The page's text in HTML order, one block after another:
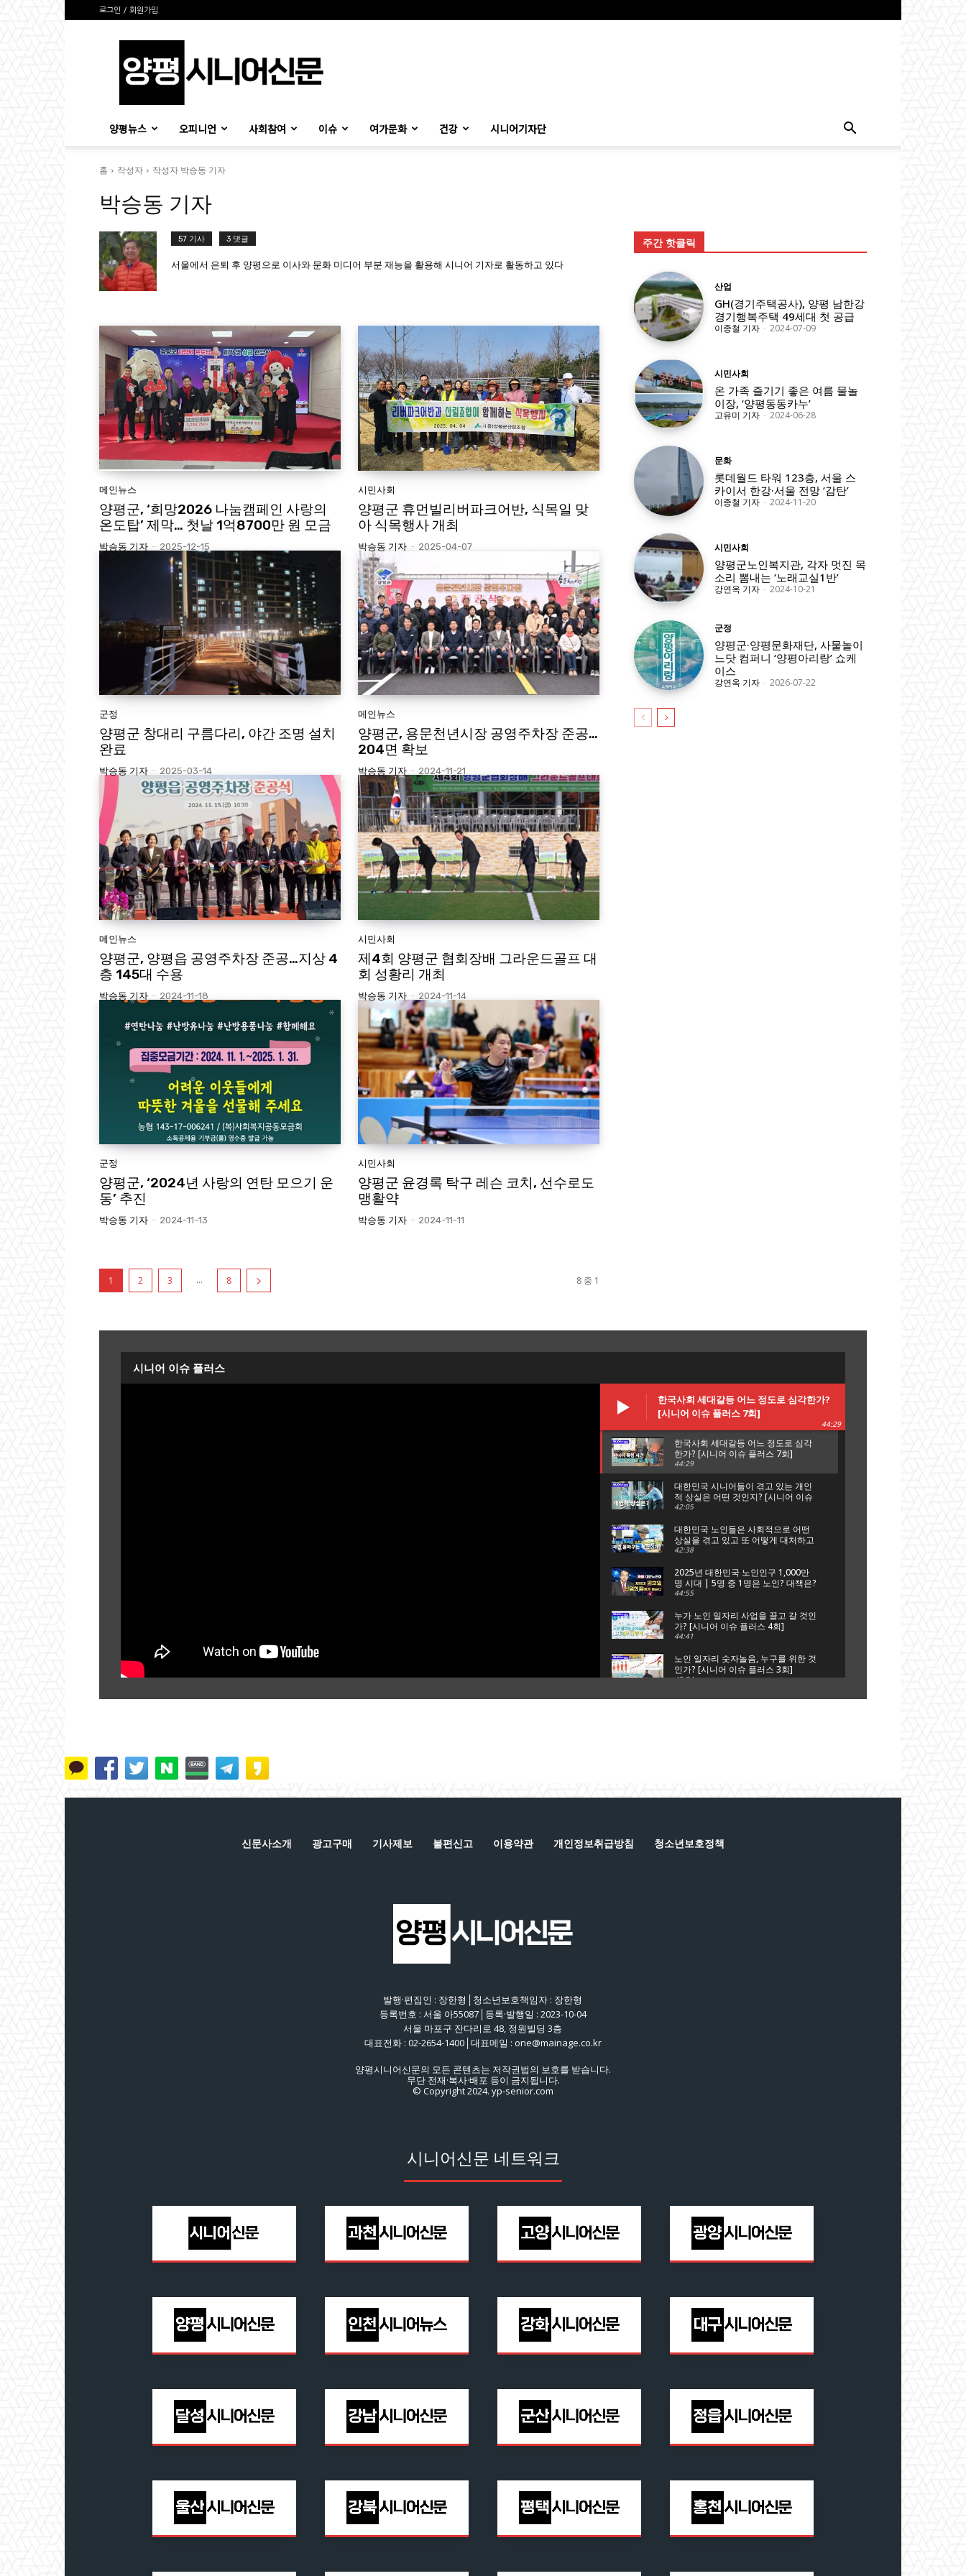
로그인 / 회원가입
시
양평뉴스 오피니언 사회참여 이슈 여가문화 건강 시니어기자단
홈 작성자 작성자 박승동 기자
박승동 기자
57 기사 3 댓글
서울에서 은퇴 후 양평으로 이사와 문화 미디어 부분 재능을 활용해 시니어 기자로 활동하고 있다
메인뉴스
양평군, ‘희망2026 나눔캠페인 사랑의
온도탑’ 제막… 첫날 1억8700만 원 모금
박승동 기자 - 2025-12-15
시민사회
양평군 휴먼빌리버파크어반, 식목일 맞
아 식목행사 개최
박승동 기자 - 2025-04-07
군정
양평군 창대리 구름다리, 야간 조명 설치
완료
박승동 기자 - 2025-03-14
메인뉴스
양평군, 용문천년시장 공영주차장 준공…
204면 확보
박승동 기자 - 2024-11-21
메인뉴스
양평군, 양평읍 공영주차장 준공…지상 4
층 145대 수용
박승동 기자 - 2024-11-18
시민사회
제4회 양평군 협회장배 그라운드골프 대
회 성황리 개최
박승동 기자 - 2024-11-14
군정
양평군, ‘2024년 사랑의 연탄 모으기 운
동’ 추진
박승동 기자 - 2024-11-13
시민사회
양평군 윤경록 탁구 레슨 코치, 선수로도
맹활약
박승동 기자 - 2024-11-11
1 2 3 ... 8 8 중 1
주간 핫클릭
산업
GH(경기주택공사), 양평 남한강
경기행복주택 49세대 첫 공급
이종철 기자 - 2024-07-09
시민사회
온 가족 즐기기 좋은 여름 물놀
이장, ‘양평동동카누’
고유미 기자 - 2024-06-28
문화
롯데월드 타워 123층, 서울 스
카이서 한강·서울 전망 ‘감탄’
이종철 기자 - 2024-11-20
시민사회
양평군노인복지관, 각자 멋진 목
소리 뽐내는 ‘노래교실1반’
강연옥 기자 - 2024-10-21
군정
양평군·양평문화재단, 사물놀이
느닷 컴퍼니 ‘양평아리랑’ 쇼케
이스
강연옥 기자 - 2026-07-22
시니어 이슈 플러스
한국사회 세대갈등 어느 정도로 심각한가?
[시니어 이슈 플러스 7회]
44:29
한국사회 세대갈등 어느 정도로 심각
한가? [시니어 이슈 플러스 7회]
44:29
대한민국 시니어들이 겪고 있는 개인
적 상실은 어떤 것인지? [시니어 이슈
플러스 6회]
42:05
대한민국 노인들은 사회적으로 어떤
상실을 겪고 있고 또 어떻게 대처하고
있는가? [시니어 이슈 플러스 5회]
42:38
2025년 대한민국 노인인구 1,000만
명 시대 | 5명 중 1명은 노인? 대책은?
[시니어 이슈 플러스 특집 대한노인
44:55
누가 노인 일자리 사업을 끌고 갈 것인
가? [시니어 이슈 플러스 4회]
44:41
노인 일자리 숫자놀음, 누구를 위한 것
인가? [시니어 이슈 플러스 3회]
45:34
은퇴는 새로운 시작, 새로운 출발이다
신문사소개 광고구매 기사제보 불편신고 이용약관 개인정보취급방침 청소년보호정책
발행·편집인 : 장한형│청소년보호책임자 : 장한형
등록번호 : 서울 아55087│등록·발행일 : 2023-10-04
서울 마포구 잔다리로 48, 정원빌딩 3층
대표전화 : 02-2654-1400│대표메일 : one@mainage.co.kr
양평시니어신문의 모든 콘텐츠는 저작권법의 보호를 받습니다.
무단 전재·복사·배포 등이 금지됩니다.
© Copyright 2024. yp-senior.com
시니어신문 네트워크